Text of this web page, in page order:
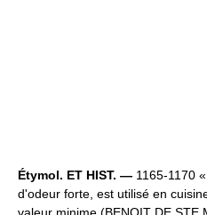
Étymol. ET HIST. — 1165-1170
d'odeur forte, est utilisé en